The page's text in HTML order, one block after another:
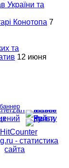
України та
Конотопа 7
та
12 июня